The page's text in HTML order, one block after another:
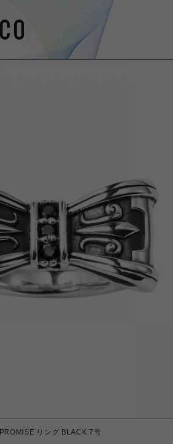
PROMISE リング BLACK 7号